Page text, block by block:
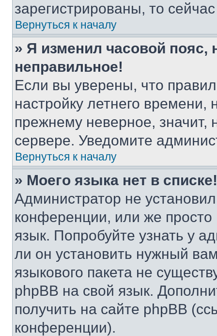
зарегистрированы, то
Вернуться к началу
» Я изменил часовой пояс,
неправильное!
Если вы уверены, что
настройку летнего
прежнему неверное, значит,
сервере. Уведомите
Вернуться к началу
» Моего языка нет в списке!
Администратор не
конференции, или же
язык. Попробуйте узнать у
ли он установить нужный
языкового пакета не
phpBB на свой язык.
получить на сайте phpBB
конференции).